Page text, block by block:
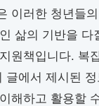
이러한 청년들
삶의 기반을 다
원책입니다. 복
글에서 제시된
해하고 활용할